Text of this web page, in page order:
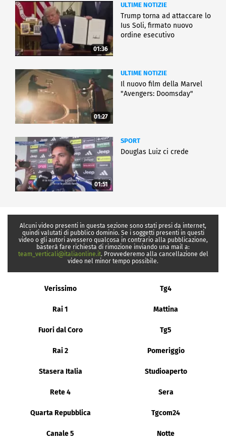
01:36
ULTIME NOTIZIE
Trump torna ad attaccare lo
Ius Soli, firmato nuovo
ordine esecutivo
01:27
ULTIME NOTIZIE
Il nuovo film della Marvel
"Avengers: Doomsday"
01:51
SPORT
Douglas Luiz ci crede
Alcuni video presenti in questa sezione sono stati presi da internet,
quindi valutati di pubblico dominio. Se i soggetti presenti in questi
video o gli autori avessero qualcosa in contrario alla pubblicazione,
basterà fare richiesta di rimozione inviando una mail a:
team_verticali@italiaonline.it. Provvederemo alla cancellazione del
video nel minor tempo possibile.
Verissimo Tg4
Rai 1 Mattina
Fuori dal Coro Tg5
Rai 2 Pomeriggio
Stasera Italia Studioaperto
Rete 4 Sera
Quarta Repubblica Tgcom24
Canale 5 Notte